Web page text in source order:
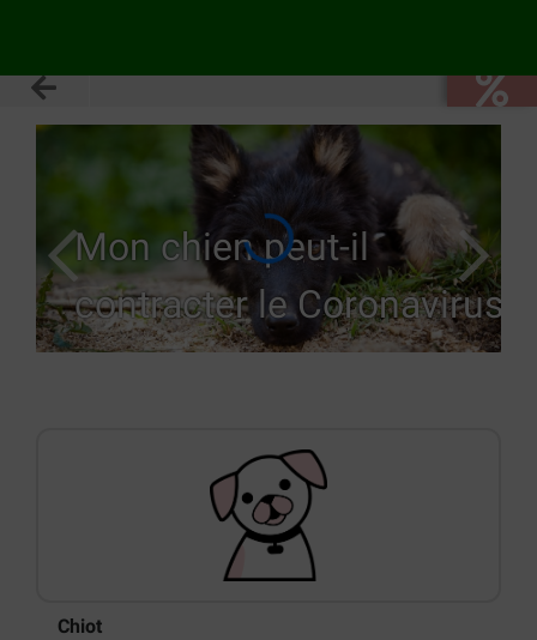
Mon chien peut-il
contracter le Coronavirus?
Chiot